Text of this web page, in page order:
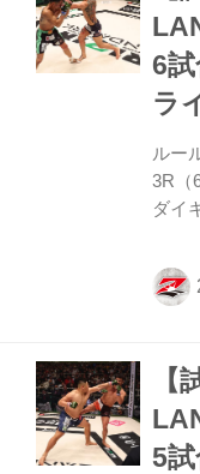
方回
から
ーセ
ント
で2
あっ
6
ラ
ルー
3R（
ダイ
る金
郎が
ク、
舞う
った
めダ
【
5